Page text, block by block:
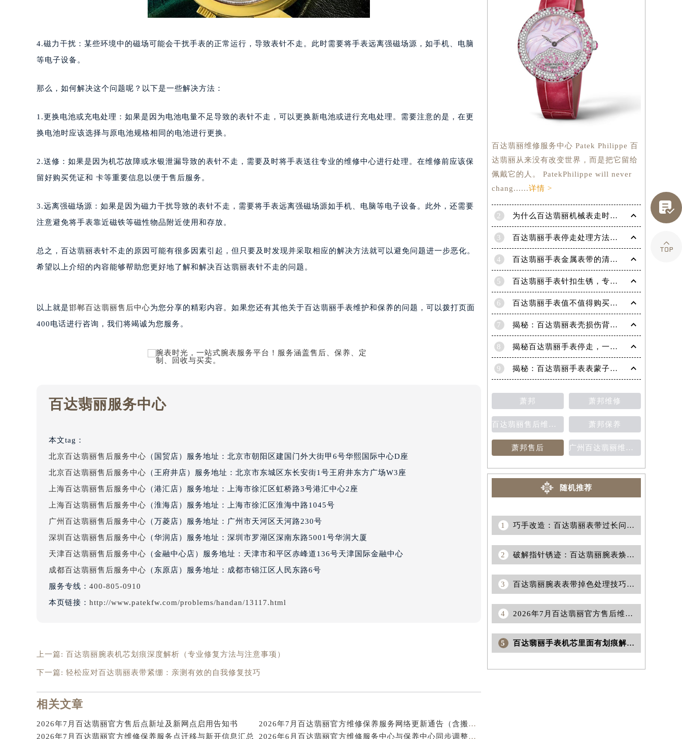
无锡市梁溪区人民中路139号恒隆广场写字楼1座11层1104室（需提前预约）
武汉市江汉区解放大道686号世界贸易大厦38层09室（需提前预约）
泉州市丰泽区宝洲路729号浦西万达中心写字楼A座7楼709室（需提前预约）
烟台市芝罘区胜利路139号万达金融中心A座907室（需提前预约）
长春市朝阳区西安大路727号中银大厦A座(旺进大厦)18层09室（需提前预约）
昆明市盘龙区北京路928号同德昆明广场写字楼10层06室（需提前预约）
石家庄市长安区中山东路39号勒泰中心写字楼B座13层07室（需提前预约）
海口市龙华区金贸东路5号海口华润大厦B座17层1707室（需提前预约）
唐山市路南区新华东道100号万达广场写字楼A座10层1002室（需提前预约）
内蒙古自治区呼和浩特市玉泉区大学西街70号华润万象城写字楼（鄂尔多斯大厦）23层2326室（需提前预约）
甘肃省兰州市七里河区西津西路16号兰州中心写字楼21层2102室（需提前预约）
黑龙江省鹤岗市向阳区红军路百达翡丽售后服务中心（需提前预约）
黑龙江省黑河市爱辉区中央街百达翡丽售后服务中心（需提前预约）
黑龙江省佳木斯市向阳区长安路百达翡丽售后服务中心（需提前预约）
黑龙江省牡丹江市东安区太平路百达翡丽售后服务中心（需提前预约）
黑龙江省双鸭山市尖山区新兴大街百达翡丽售后服务中心（需提前预约）
吉林省白山市浑江区浑江大街百达翡丽售后服务中心（需提前预约）
吉林省吉林市船营区河南街百达翡丽售后服务中心（需提前预约）
吉林省辽源市龙山区人民大街百达翡丽售后服务中心（需提前预约）
吉林省梅河口市新华街道梅河大街百达翡丽售后服务中心（需提前预约）
吉林省四平市铁东区紫气大路与南九经街交汇处百达翡丽售后服务中心（需提前预约）
吉林省松原市宁江区五环大街百达翡丽售后服务中心（需提前预约）
辽宁省鞍山市铁东区站前街百达翡丽售后服务中心（需提前预约）
辽宁省本溪市平山区胜利路百达翡丽售后服务中心（需提前预约）
辽宁省朝阳市双塔区新华路百达翡丽售后服务中心（需提前预约）
辽宁省葫芦岛市连山区中央路百达翡丽售后服务中心（需提前预约）
辽宁省锦州市古塔区中央大街百达翡丽售后服务中心（需提前预约）
辽宁省营口市站前区市府路与渤海大街交叉口百达翡丽售后服务中心（需提前预约）
4.磁力干扰：某些环境中的磁场可能会干扰手表的正常运行，导致表针不走。此时需要将手表远离强磁场源，如手机、电脑
等电子设备。
那么，如何解决这个问题呢？以下是一些解决方法：
1.更换电池或充电处理：如果是因为电池电量不足导致的表针不走，可以更换新电池或进行充电处理。需要注意的是，在更
换电池时应该选择与原电池规格相同的电池进行更换。
2.送修：如果是因为机芯故障或水银泄漏导致的表针不走，需要及时将手表送往专业的维修中心进行处理。在维修前应该保
留好购买凭证和 卡等重要信息以便于售后服务。
3.远离强磁场源：如果是因为磁力干扰导致的表针不走，需要将手表远离强磁场源如手机、电脑等电子设备。此外，还需要
注意避免将手表靠近磁铁等磁性物品附近使用和存放。
总之，百达翡丽表针不走的原因可能有很多因素引起，但只要及时发现并采取相应的解决方法就可以避免问题进一步恶化。
希望以上介绍的内容能够帮助您更好地了解和解决百达翡丽表针不走的问题。
以上就是邯郸百达翡丽售后中心为您分享的精彩内容。如果您还有其他关于百达翡丽手表维护和保养的问题，可以拨打页面
400电话进行咨询，我们将竭诚为您服务。
百达翡丽服务中心
本文tag：
北京百达翡丽售后服务中心 （国贸店）服务地址：北京市朝阳区建国门外大街甲6号华熙国际中心D座
北京百达翡丽售后服务中心 （王府井店）服务地址：北京市东城区东长安街1号王府井东方广场W3座
上海百达翡丽售后服务中心 （港汇店）服务地址：上海市徐汇区虹桥路3号港汇中心2座
上海百达翡丽售后服务中心 （淮海店）服务地址：上海市徐汇区淮海中路1045号
广州百达翡丽售后服务中心 （万菱店）服务地址：广州市天河区天河路230号
深圳百达翡丽售后服务中心 （华润店）服务地址：深圳市罗湖区深南东路5001号华润大厦
天津百达翡丽售后服务中心 （金融中心店）服务地址：天津市和平区赤峰道136号天津国际金融中心
成都百达翡丽售后服务中心 （东原店）服务地址：成都市锦江区人民东路6号
服务专线： 400-805-0910
本页链接： http://www.patekfw.com/problems/handan/13117.html
上一篇: 百达翡丽腕表机芯划痕深度解析（专业修复方法与注意事项）
下一篇: 轻松应对百达翡丽表带紧绷：亲测有效的自我修复技巧
相关文章
2026年7月百达翡丽官方售后点新址及新网点启用告知书
2026年7月百达翡丽官方维修保养服务网络更新通告（含搬迁新设）
2026年7月百达翡丽官方维修保养服务点迁移与新开信息汇总
2026年6月百达翡丽官方维修服务中心与保养中心同步调整补充版（迁址新开）
百达翡丽维修服务中心 Patek Philippe 百
达翡丽从来没有改变世界，而是把它留给
佩戴它的人。 PatekPhilippe will never
chang......详情 >
2 为什么百达翡丽机械表走时会出现误差呢？
3 百达翡丽手表停走处理方法（手表停走维修）
4 百达翡丽手表金属表带的清洗方法有哪些？（金属表带的清洗）
5 百达翡丽手表针扣生锈，专业处理更安全
6 百达翡丽手表值不值得购买（名表投资与收藏指南）
7 揭秘：百达翡丽表壳损伤背后的故事
8 揭秘百达翡丽手表停走，一文教你轻松恢复活力！
9 揭秘：百达翡丽手表表蒙子破损修复指南，让爱表重焕光彩！
萧邦 萧邦维修
百达翡丽售后维修保养费用价目表 萧邦保养
萧邦售后 广州百达翡丽维修保养售后中心
随机推荐
1 巧手改造：百达翡丽表带过长问题一招搞定！
2 破解指针锈迹：百达翡丽腕表焕新秘籍大揭秘
3 百达翡丽腕表表带掉色处理技巧集锦
4 2026年7月百达翡丽官方售后维修保养网点变动简明补充最终手册内容
5 百达翡丽手表机芯里面有划痕解决办法汇总

